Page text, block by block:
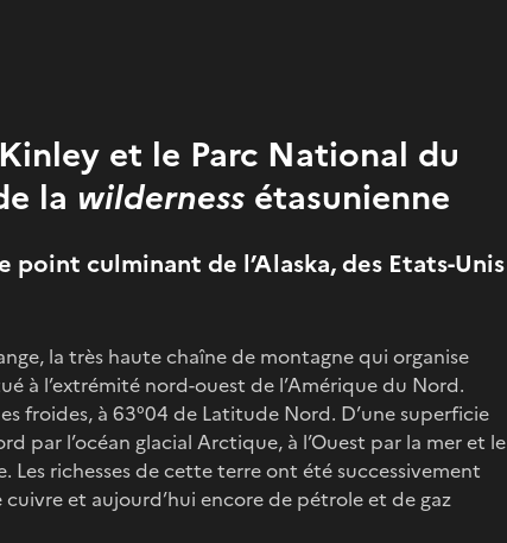
et le Parc National du
la wilderness étasunienne
culminant de l’Alaska, des Etats-Unis
la très haute chaîne de montagne qui organise
à l’extrémité nord-ouest de l’Amérique du Nord.
froides, à 63°04 de Latitude Nord. D’une superficie
par l’océan glacial Arctique, à l’Ouest par la mer et le
Les richesses de cette terre ont été successivement
et aujourd’hui encore de pétrole et de gaz